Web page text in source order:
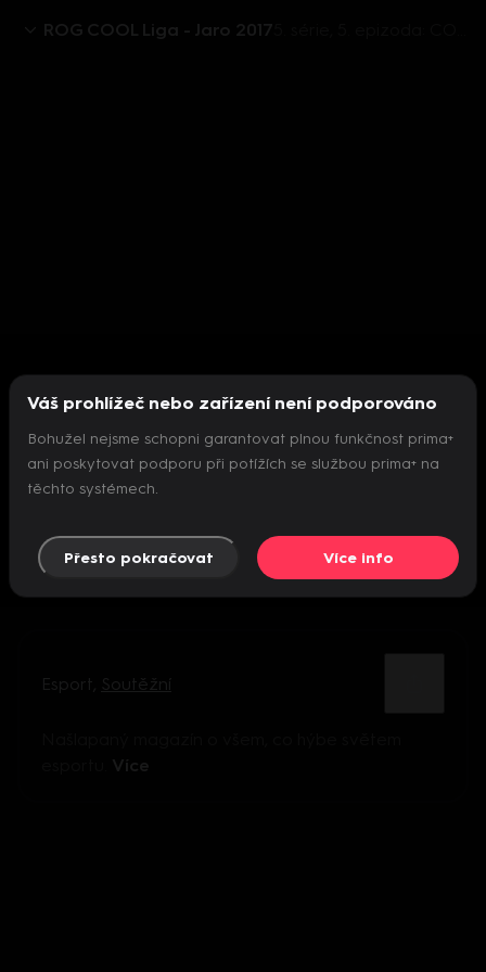
ROG COOL Liga - Jaro 2017
Nepodařilo se inicializovat přehrávač
Esport Soutěžní
Více
Váš prohlížeč nebo zařízení není podporováno
Bohužel nejsme schopni garantovat plnou funkčnost prima+
ani poskytovat podporu při potížích se službou prima+ na
těchto systémech.
Přesto pokračovat Více info